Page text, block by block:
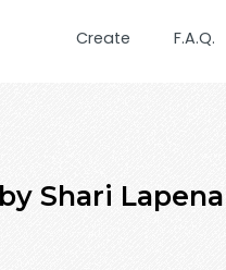
Create F.A.Q.
Shari Lapena